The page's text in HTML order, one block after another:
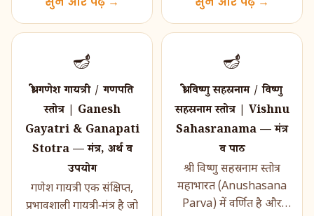
और कल्या...
🪔
श्री गणेश गायत्री / गणपति
स्तोत्र | Ganesh
Gayatri & Ganapati
Stotra — मंत्र, अर्थ व
उपयोग
गणेश गायत्री एक संक्षिप्त,
प्रभावशाली गायत्री‑मंत्र है जो
🪔
श्री विष्णु सहस्रनाम / विष्णु
सहस्रनाम स्तोत्र | Vishnu
Sahasranama — मंत्र
व पाठ
श्री विष्णु सहस्रनाम स्तोत्र
महाभारत (Anushasana
Parva) में वर्णित है और